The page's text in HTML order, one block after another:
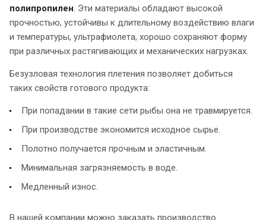
полипропилен. Эти материалы обладают высокой
прочностью, устойчивы к длительному воздействию влаги
и температуры, ультрафиолета, хорошо сохраняют форму
при различных растягивающих и механических нагрузках.
Безузловая технология плетения позволяет добиться
таких свойств готового продукта:
При попадании в такие сети рыбы она не травмируется.
При производстве экономится исходное сырье.
Полотно получается прочным и эластичным.
Минимальная загрязняемость в воде.
Медленный износ.
В нашей компании можно заказать производство